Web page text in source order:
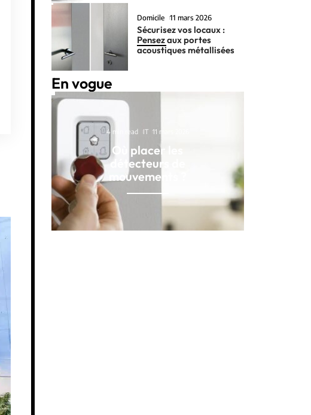
Domicile 11 mars 2026
Sécurisez vos locaux :
Pensez aux portes
acoustiques métallisées
En vogue
4 min read IT 11 mars 2026
Où placer les
détecteurs de
mouvements ?